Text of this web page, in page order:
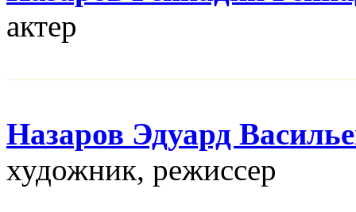
актер
Назаров Эдуард
художник, режисcер